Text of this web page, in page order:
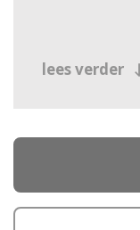
lees verder